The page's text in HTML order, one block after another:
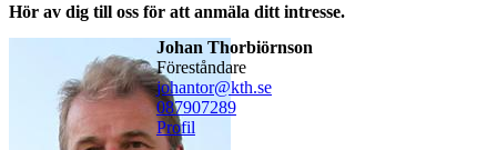
Hör av dig till oss för att anmäla ditt intresse.
Johan Thorbiörnson
föreståndare
johantor@kth.se
087907289
Profil